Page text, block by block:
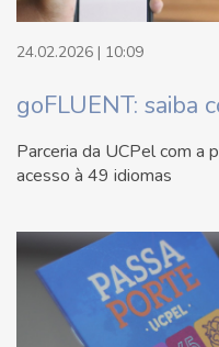
24.02.2026 | 10:09
goFLUENT: saiba
Parceria da UCPel com a
acesso à 49 idiomas